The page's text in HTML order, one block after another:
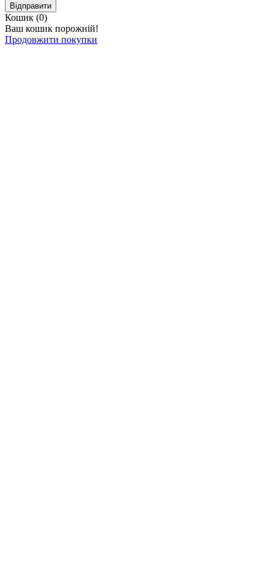
Відправити
Кошик (0)
Ваш кошик порожній!
Продовжити покупки